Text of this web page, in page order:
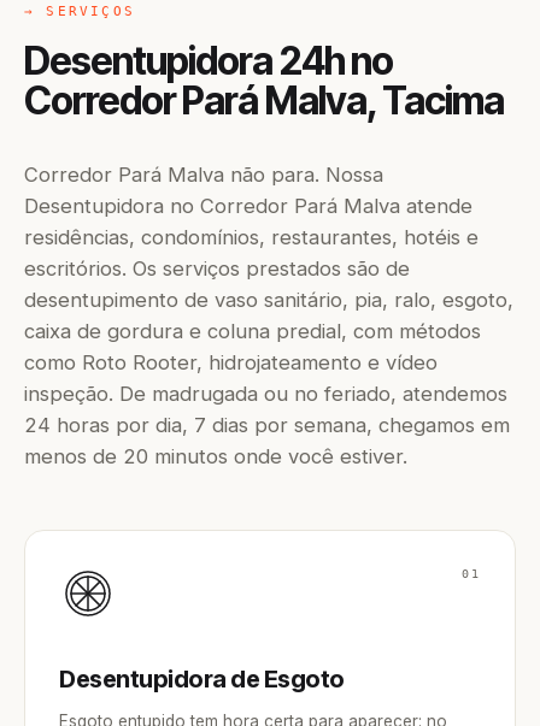
→ SERVIÇOS
Desentupidora 24h no
Corredor Pará Malva, Tacima
Corredor Pará Malva não para. Nossa
Desentupidora no Corredor Pará Malva atende
residências, condomínios, restaurantes, hotéis e
escritórios. Os serviços prestados são de
desentupimento de vaso sanitário, pia, ralo, esgoto,
caixa de gordura e coluna predial, com métodos
como Roto Rooter, hidrojateamento e vídeo
inspeção. De madrugada ou no feriado, atendemos
24 horas por dia, 7 dias por semana, chegamos em
menos de 20 minutos onde você estiver.
01
Desentupidora de Esgoto
Esgoto entupido tem hora certa para aparecer: no